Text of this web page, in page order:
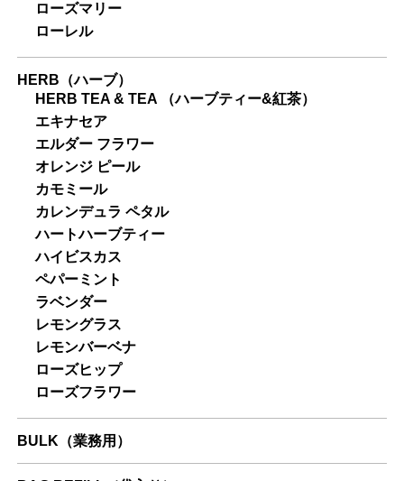
ローズマリー
ローレル
HERB（ハーブ）
HERB TEA & TEA （ハーブティー&紅茶）
エキナセア
エルダー フラワー
オレンジ ピール
カモミール
カレンデュラ ペタル
ハートハーブティー
ハイビスカス
ペパーミント
ラベンダー
レモングラス
レモンバーベナ
ローズヒップ
ローズフラワー
BULK（業務用）